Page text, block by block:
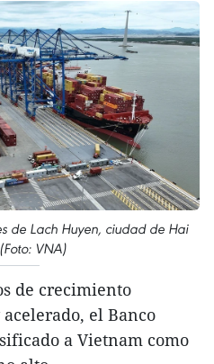
de Lach Huyen, ciudad de Hai
VNA)
de crecimiento
el Banco
a Vietnam como